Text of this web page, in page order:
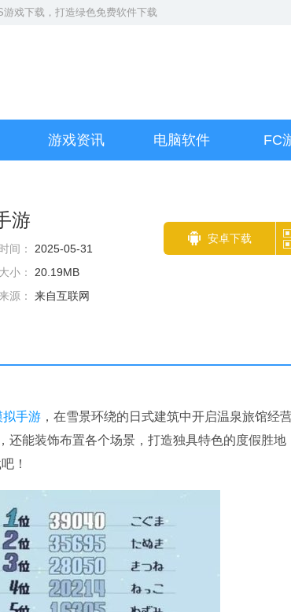
游戏下载 ，打造绿色免费软件下载
游戏资讯 电脑软件 FC
游
时间： 2025-05-31
大小：
20.19MB
来源： 来自互联网
安卓下载
拟手游 ，在雪景环绕的日式建筑中开启温泉旅馆经
能装饰布置各个场景，打造独具特色的度假胜地
！